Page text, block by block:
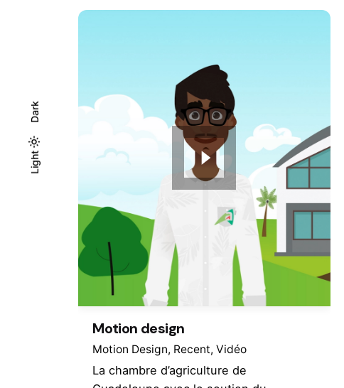
Light
Dark
Light
Dark
Motion design
Motion Design Recent Vidéo
La chambre d’agriculture de